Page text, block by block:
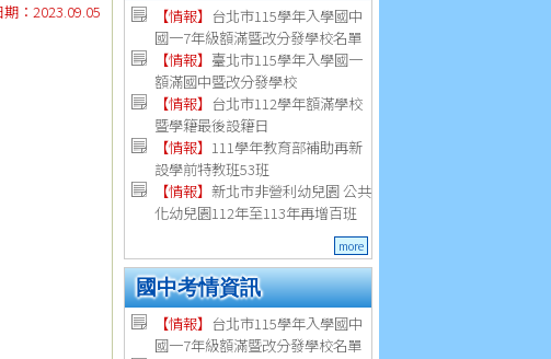
：2023.09.05 【情報】 台北市115學年入學國中
國一7年級額滿暨改分發學校名單
【情報】 臺北市115學年入學國一
額滿國中暨改分發學校
【情報】 台北市112學年額滿學校
暨學籍最後設籍日
【情報】 111學年教育部補助再新
設學前特教班53班
【情報】 新北市非營利幼兒園 公共
化幼兒園112年至113年再增百班
more
國中考情資訊
【情報】 台北市115學年入學國中
國一7年級額滿暨改分發學校名單